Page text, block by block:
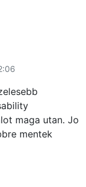
maga utan. Jo
mentek